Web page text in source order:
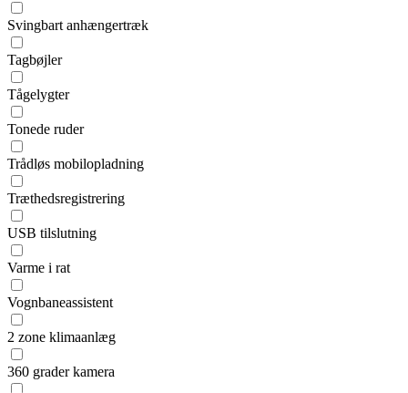
Svingbart anhængertræk
Tagbøjler
Tågelygter
Tonede ruder
Trådløs mobilopladning
Træthedsregistrering
USB tilslutning
Varme i rat
Vognbaneassistent
2 zone klimaanlæg
360 grader kamera